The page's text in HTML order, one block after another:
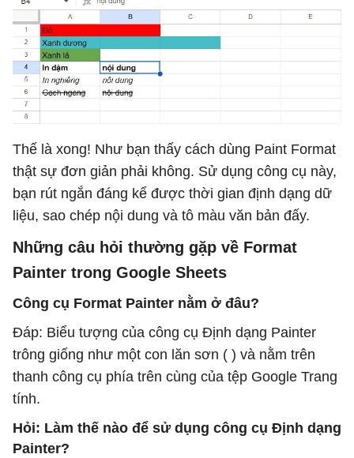
Thế là xong! Như bạn thấy cách dùng Paint Format
thật sự đơn giản phải không. Sử dụng công cụ này,
bạn rút ngắn đáng kể được thời gian định dạng dữ
liệu, sao chép nội dung và tô màu văn bản đấy.
Những câu hỏi thường gặp về Format
Painter trong Google Sheets
Công cụ Format Painter nằm ở đâu?
Đáp: Biểu tượng của công cụ Định dạng Painter
trông giống như một con lăn sơn ( ) và nằm trên
thanh công cụ phía trên cùng của tệp Google Trang
tính.
Hỏi: Làm thế nào để sử dụng công cụ Định dạng
Painter?